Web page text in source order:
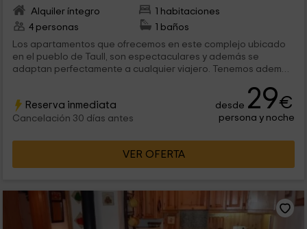
Alquiler íntegro
1 habitaciones
4 personas
1 baños
Los apartamentos que ofrecemos en este complejo ubicado
en el pueblo de Taull, son espectaculares y además se
adaptan perfectamente a cualquier viajero. Tenemos además
como la piscina en la que pasarlo en grande, o zonas de ocio
infantil. ¡Para toda la familia!
Reserva inmediata
Cancelación 30 días antes
desde 29€
persona y noche
VER OFERTA